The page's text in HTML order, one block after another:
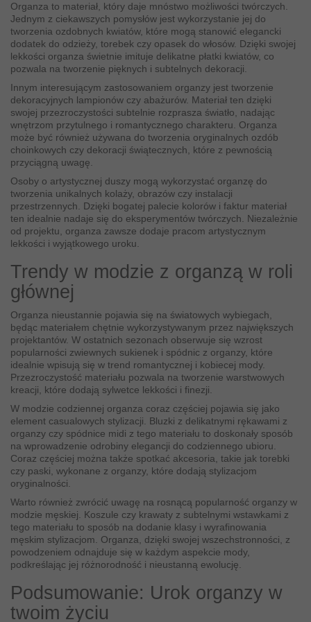
Organza to materiał, który daje mnóstwo możliwości twórczych.
Jednym z ciekawszych pomysłów jest wykorzystanie jej do
tworzenia ozdobnych kwiatów, które mogą stanowić elegancki
dodatek do odzieży, torebek czy opasek do włosów. Dzięki swojej
lekkości organza świetnie imituje delikatne płatki kwiatów, co
pozwala na tworzenie pięknych i subtelnych dekoracji.
Innym interesującym zastosowaniem organzy jest tworzenie
dekoracyjnych lampionów czy abażurów. Materiał ten dzięki
swojej przezroczystości subtelnie rozprasza światło, nadając
wnętrzom przytulnego i romantycznego charakteru. Organza
może być również używana do tworzenia oryginalnych ozdób
choinkowych czy dekoracji świątecznych, które z pewnością
przyciągną uwagę.
Osoby o artystycznej duszy mogą wykorzystać organzę do
tworzenia unikalnych kolaży, obrazów czy instalacji
przestrzennych. Dzięki bogatej palecie kolorów i faktur materiał
ten idealnie nadaje się do eksperymentów twórczych. Niezależnie
od projektu, organza zawsze dodaje pracom artystycznym
lekkości i wyjątkowego uroku.
Trendy w modzie z organzą w roli
głównej
Organza nieustannie pojawia się na światowych wybiegach,
będąc materiałem chętnie wykorzystywanym przez największych
projektantów. W ostatnich sezonach obserwuje się wzrost
popularności zwiewnych sukienek i spódnic z organzy, które
idealnie wpisują się w trend romantycznej i kobiecej mody.
Przezroczystość materiału pozwala na tworzenie warstwowych
kreacji, które dodają sylwetce lekkości i finezji.
W modzie codziennej organza coraz częściej pojawia się jako
element casualowych stylizacji. Bluzki z delikatnymi rękawami z
organzy czy spódnice midi z tego materiału to doskonały sposób
na wprowadzenie odrobiny elegancji do codziennego ubioru.
Coraz częściej można także spotkać akcesoria, takie jak torebki
czy paski, wykonane z organzy, które dodają stylizacjom
oryginalności.
Warto również zwrócić uwagę na rosnącą popularność organzy w
modzie męskiej. Koszule czy krawaty z subtelnymi wstawkami z
tego materiału to sposób na dodanie klasy i wyrafinowania
męskim stylizacjom. Organza, dzięki swojej wszechstronności, z
powodzeniem odnajduje się w każdym aspekcie mody,
podkreślając jej różnorodność i nieustanną ewolucję.
Podsumowanie: Urok organzy w
twoim życiu